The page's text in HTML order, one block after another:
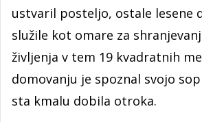
ustvaril posteljo, ostale lesene
služile kot omare za
življenja v tem 19 kvadratnih
domovanju je spoznal svojo
sta kmalu dobila otroka.